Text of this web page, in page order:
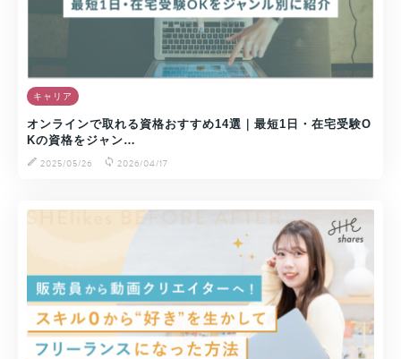
キャリア
オンラインで取れる資格おすすめ14選｜最短1日・在宅受験O
Kの資格をジャン…
2025/05/26
2026/04/17